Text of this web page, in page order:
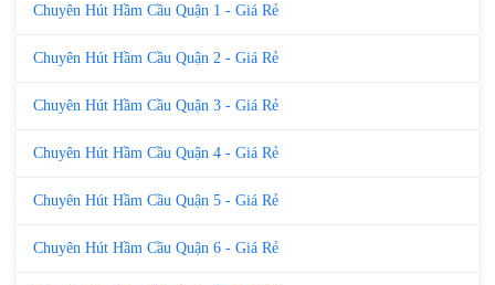
Chuyên Hút Hầm Cầu Quận 1 - Giá Rẻ
Chuyên Hút Hầm Cầu Quận 2 - Giá Rẻ
Chuyên Hút Hầm Cầu Quận 3 - Giá Rẻ
Chuyên Hút Hầm Cầu Quận 4 - Giá Rẻ
Chuyên Hút Hầm Cầu Quận 5 - Giá Rẻ
Chuyên Hút Hầm Cầu Quận 6 - Giá Rẻ